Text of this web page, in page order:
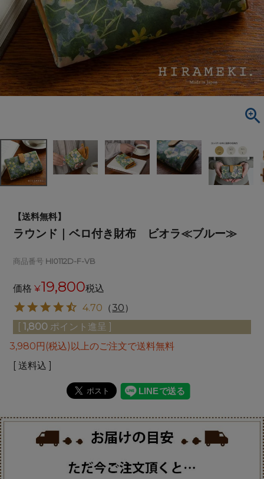
【送料無料】
ラウンド｜ベロ付き財布 ビオラ≪ブルー≫
商品番号 HI0112D-F-VB
価格 ¥19,800税込
4.70 （30）
[ 1,800 ポイント進呈 ]
3,980円(税込)以上のご注文で送料無料
送料込